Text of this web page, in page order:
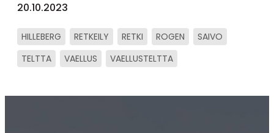
20.10.2023
HILLEBERG RETKEILY RETKI ROGEN
SAIVO
TELTTA
VAELLUS VAELLUSTELTTA